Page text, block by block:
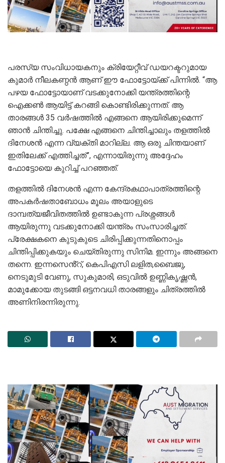
പരസ്യ സംവിധായകനും ക്രിയേറ്റീവ് ഡയറക്ടറുമായ
കുമാർ നീലകണ്ഠൻ ആണ് ഈ ഫോട്ടോയ്ക്ക് പിന്നിൽ. “ആ
പഴയ ഫോട്ടോയാണ് വടക്കുനോക്കി യന്ത്രത്തിന്റെ
ഐക്കൺ ആയിട്ട് കറങ്ങി കൊണ്ടിരിക്കുന്നത്. ആ
താരങ്ങൾ 35 വർഷത്തിൽ എങ്ങനെ ആയിരിക്കുമെന്ന്
ഞാൻ ചിന്തിച്ചു. പക്ഷേ എങ്ങനെ ചിന്തിച്ചാലും തളത്തിൽ
ദിനേശൻ എന്ന വ്യക്തി മാറില്ല. ആ ഒരു ചിന്തയാണ്
ഇതിലേക്ക് എത്തിച്ചത്”, എന്നായിരുന്നു അദ്ദേഹം
ഫോട്ടോയെ കുറിച്ച് പറഞ്ഞത്.
തളത്തിൽ ദിനേശൻ എന്ന കേന്ദ്രകഥാപാത്രത്തിന്റെ
അപകർഷതാബോധം മൂലം അയാളുടെ
ദാമ്പത്യജീവിതത്തിൽ ഉണ്ടാകുന്ന പ്രശ്നങ്ങൾ
ആയിരുന്നു വടക്കുനോക്കി യന്ത്രം സംസാരിച്ചത്.
പ്രേക്ഷകനെ കുടുകുടെ ചിരിപ്പിക്കുന്നതിനൊപ്പം
ചിന്തിപ്പിക്കുകയും ചെയ്തിരുന്നു സിനിമ. ഇന്നും അങ്ങനെ
തന്നെ. ഇന്നസെൻ്റ്, കെപിഎസി ലളിത,ബൈജു,
നെടുമുടി വേണു, സുകുമാരി, ഒടുവിൽ ഉണ്ണികൃഷ്ണൻ,
മാമുക്കോയ തുടങ്ങി ഒട്ടനവധി താരങ്ങളും ചിത്രത്തിൽ
അണിനിരന്നിരുന്നു.